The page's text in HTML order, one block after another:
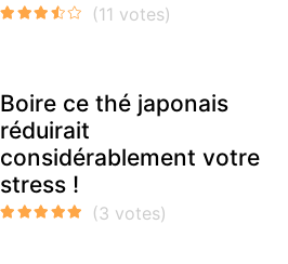
Boire ce thé japonais
réduirait
considérablement votre
stress !